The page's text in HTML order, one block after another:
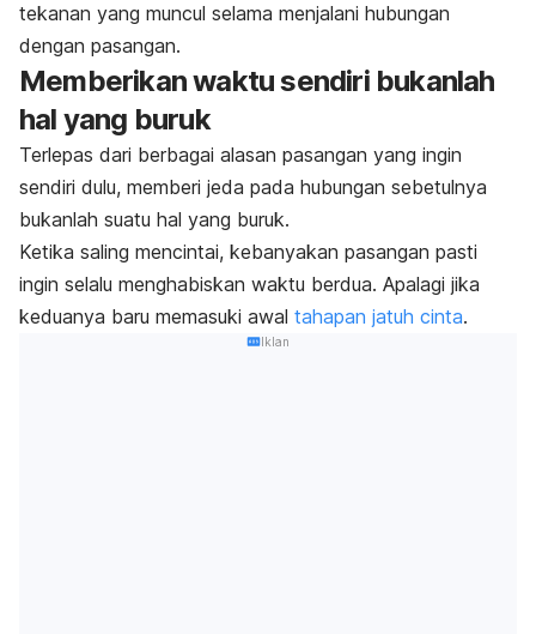
tekanan yang muncul selama menjalani hubungan
dengan pasangan.
Memberikan waktu sendiri bukanlah
hal yang buruk
Terlepas dari berbagai alasan pasangan yang ingin
sendiri dulu, memberi jeda pada hubungan sebetulnya
bukanlah suatu hal yang buruk.
Ketika saling mencintai, kebanyakan pasangan pasti
ingin selalu menghabiskan waktu berdua. Apalagi jika
keduanya baru memasuki awal tahapan jatuh cinta.
Iklan